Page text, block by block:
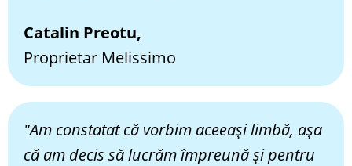
​Catalin Preotu,
Proprietar Melissimo
"Am constatat că vorbim aceeași limbă, așa
că am decis să lucrăm împreună și pentru